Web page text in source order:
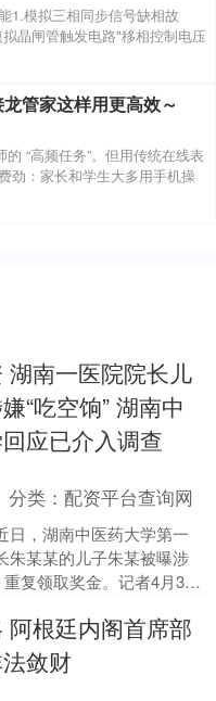
1.模拟三相同步信号缺相故
晶闸管触发电路"移相控制电压
管家这样用更高效～
“高频任务”。但用传统在线表
劲：家长和学生大多用手机操
湖南一医院院长儿
“吃空饷” 湖南中
应已介入调查
分类：配资平台查询网
日，湖南中医药大学第一
朱某某的儿子朱某被曝涉
重复领取奖金。记者4月30
入调查....
阿根廷内阁首席部
敛财